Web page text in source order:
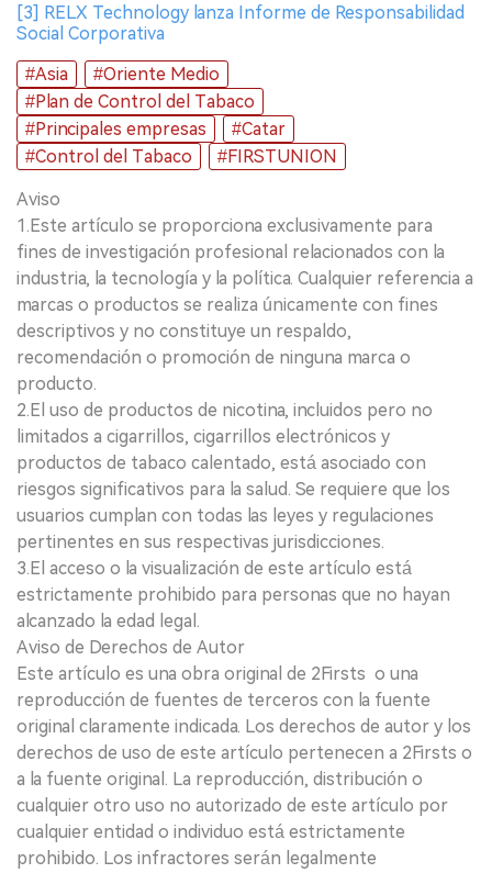
[3] RELX Technology lanza Informe de Responsabilidad
Social Corporativa
#Asia
#Oriente Medio
#Plan de Control del Tabaco
#Principales empresas
#Catar
#Control del Tabaco
#FIRSTUNION
Aviso
1.Este artículo se proporciona exclusivamente para
fines de investigación profesional relacionados con la
industria, la tecnología y la política. Cualquier referencia a
marcas o productos se realiza únicamente con fines
descriptivos y no constituye un respaldo,
recomendación o promoción de ninguna marca o
producto.
2.El uso de productos de nicotina, incluidos pero no
limitados a cigarrillos, cigarrillos electrónicos y
productos de tabaco calentado, está asociado con
riesgos significativos para la salud. Se requiere que los
usuarios cumplan con todas las leyes y regulaciones
pertinentes en sus respectivas jurisdicciones.
3.El acceso o la visualización de este artículo está
estrictamente prohibido para personas que no hayan
alcanzado la edad legal.
Aviso de Derechos de Autor
Este artículo es una obra original de 2Firsts o una
reproducción de fuentes de terceros con la fuente
original claramente indicada. Los derechos de autor y los
derechos de uso de este artículo pertenecen a 2Firsts o
a la fuente original. La reproducción, distribución o
cualquier otro uso no autorizado de este artículo por
cualquier entidad o individuo está estrictamente
prohibido. Los infractores serán legalmente